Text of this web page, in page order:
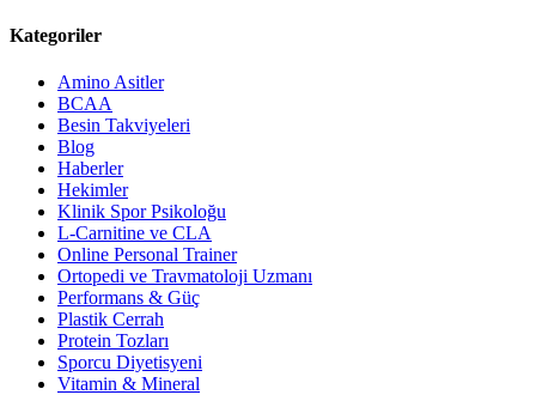
Kategoriler
Amino Asitler
BCAA
Besin Takviyeleri
Blog
Haberler
Hekimler
Klinik Spor Psikoloğu
L-Carnitine ve CLA
Online Personal Trainer
Ortopedi ve Travmatoloji Uzmanı
Performans & Güç
Plastik Cerrah
Protein Tozları
Sporcu Diyetisyeni
Vitamin & Mineral